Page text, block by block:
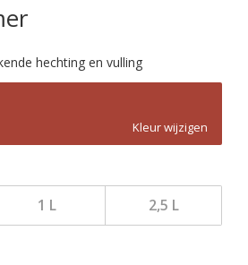
hechting en vulling
Kleur wijzigen
1 L 2,5 L